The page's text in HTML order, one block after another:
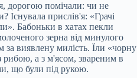
дорогою помічали: чи не
Існувала прислів'я: «Грачі
Бабоньки в хатах пекли
зерна від минулого
виявлену милість. Їли «чорну
а з м'ясом, звареним в
що були під рукою.